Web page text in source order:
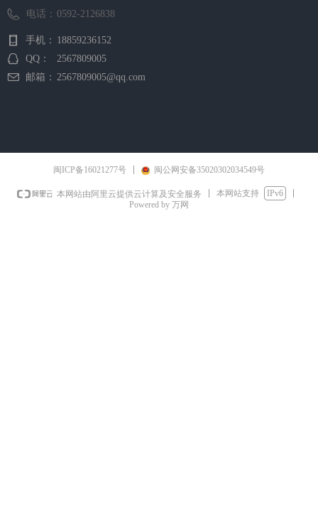
手机： 18859236152
QQ：
2567809005
邮箱： 2567809005@qq.com
电话： 0592-2126838
闽ICP备16021277号 闽公网安备35020302034549号
本网站由阿里云提供云计算及安全服务 本网站支持
IPv6
Powered by 万网